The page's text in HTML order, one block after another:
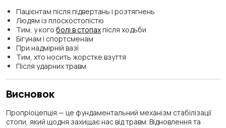
Пацієнтам після підвертань і розтягнень
Людям із плоскостопістю
Тим, у кого болі в стопахпісля ходьби
Бігунам і спортсменам
При надмірній вазі
Тим, хто носить жорстке взуття
Після ударних травм
Висновок
Пропріоцепція — це фундаментальний механізм стабілізації
стопи, який щодня захищає нас від травм. Відновлення та